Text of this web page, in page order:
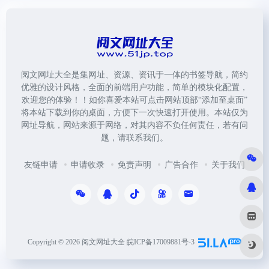
阅文网址大全是集网址、资源、资讯于一体的书签导航，简约
优雅的设计风格，全面的前端用户功能，简单的模块化配置，
欢迎您的体验！！如你喜爱本站可点击网站顶部“添加至桌面”
将本站下载到你的桌面，方便下一次快速打开使用。本站仅为
网址导航，网站来源于网络，对其内容不负任何责任，若有问
题，请联系我们。
友链申请 申请收录 免责声明 广告合作 关于我们
Copyright © 2026 阅文网址大全 皖ICP备17009881号-3